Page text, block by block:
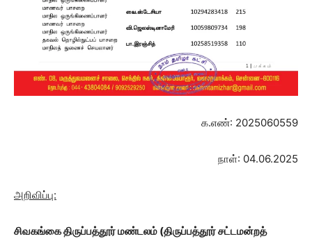
க.எண்: 2025060559
நாள்: 04.06.2025
அறிவிப்பு:
சிவகங்கை திருப்பத்தூர் மண்டலம் (திருப்பத்தூர் சட்டமன்றத்